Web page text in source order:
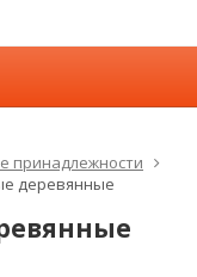
принадлежности
деревянные